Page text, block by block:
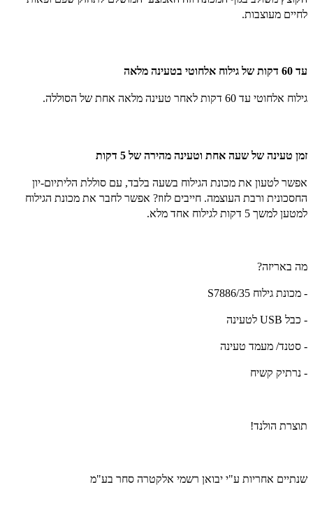
לחיים מעוצבות.
עד 60 דקות של גילוח אלחוטי בטעינה מלאה
גילוח אלחוטי עד 60 דקות לאחר טעינה מלאה אחת של הסוללה.
זמן טעינה של שעה אחת וטעינה מהירה של 5 דקות
אפשר לטעון את מכונת הגילוח בשעה בלבד, עם סוללת הליתיום-יון
החסכונית ורבת העוצמה. חייבים לזוז? אפשר לחבר את מכונת הגילוח
למטען למשך 5 דקות לגילוח אחד מלא.
מה באריזה?
- מכונת גילוח S7886/35
- כבל USB לטעינה
- סטנד/ מעמד טעינה
- נרתיק קשיח
תוצרת הולנד!
שנתיים אחריות ע"י יבואן רשמי אלקטרה סחר בע"מ